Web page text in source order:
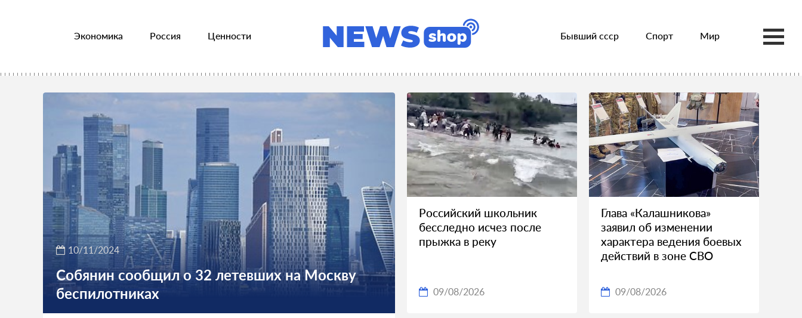
Экономика Россия Ценности Бывший ссср Спорт Мир
10/11/2024
Собянин сообщил о 32 летевших на Москву
беспилотниках
Российский школьник
бесследно исчез после
прыжка в реку
09/08/2026
Глава «Калашникова»
заявил об изменении
характера ведения боевых
действий в зоне СВО
09/08/2026